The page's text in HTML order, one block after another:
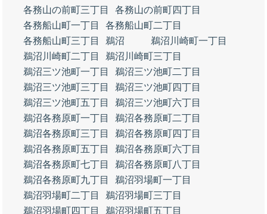
各務山の前町三丁目
各務山の前町四丁目
各務船山町一丁目
各務船山町二丁目
各務船山町三丁目
鵜沼
鵜沼川崎町一丁目
鵜沼川崎町二丁目
鵜沼川崎町三丁目
鵜沼三ツ池町一丁目
鵜沼三ツ池町二丁目
鵜沼三ツ池町三丁目
鵜沼三ツ池町四丁目
鵜沼三ツ池町五丁目
鵜沼三ツ池町六丁目
鵜沼各務原町一丁目
鵜沼各務原町二丁目
鵜沼各務原町三丁目
鵜沼各務原町四丁目
鵜沼各務原町五丁目
鵜沼各務原町六丁目
鵜沼各務原町七丁目
鵜沼各務原町八丁目
鵜沼各務原町九丁目
鵜沼羽場町一丁目
鵜沼羽場町二丁目
鵜沼羽場町三丁目
鵜沼羽場町四丁目
鵜沼羽場町五丁目